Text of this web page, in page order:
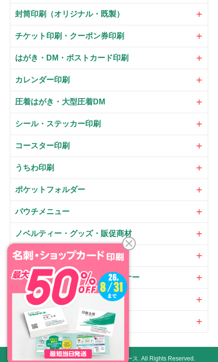
封筒印刷（オリジナル・既製）
チケット印刷・クーポン券印刷
はがき・DM・ポストカード印刷
カレンダー印刷
圧着はがき・大型圧着DM
シール・ステッカー印刷
コースター印刷
うちわ印刷
ポケットフォルダー
パウチメニュー
ノベルティー・グッズ・販促商材
大判パネル・サイン・POP
のぼり・フラッグ・横断幕・バナー
オプション
加工
Copyright ©ネット印刷通販プリントアース. All Rights Reserved.